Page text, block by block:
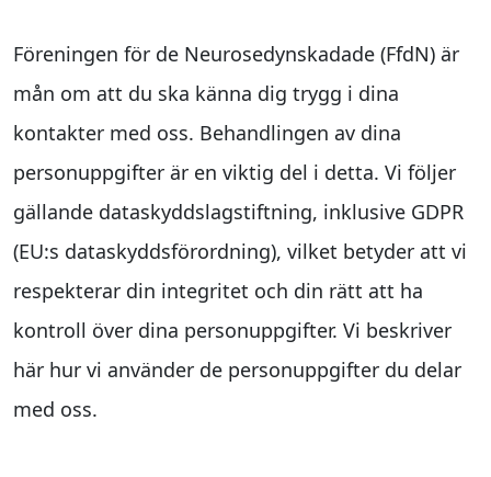
Föreningen för de Neurosedynskadade (FfdN) är
mån om att du ska känna dig trygg i dina
kontakter med oss. Behandlingen av dina
personuppgifter är en viktig del i detta. Vi följer
gällande dataskyddslagstiftning, inklusive GDPR
(EU:s dataskyddsförordning), vilket betyder att vi
respekterar din integritet och din rätt att ha
kontroll över dina personuppgifter. Vi beskriver
här hur vi använder de personuppgifter du delar
med oss.